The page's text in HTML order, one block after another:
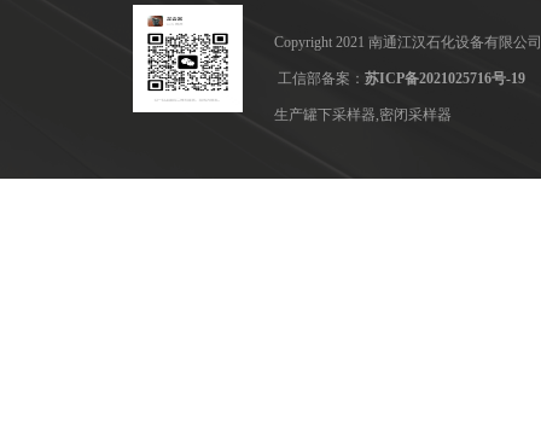
Copyright 2021 南通江汉石化设备有
工信部备案： 苏ICP备2021025716号-19
生产罐下采样器,密闭采样器